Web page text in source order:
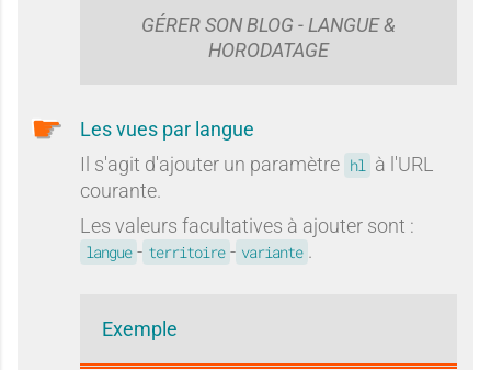
GÉRER SON BLOG - LANGUE &
HORODATAGE
Les vues par langue
Il s'agit d'ajouter un paramètre hl
à l'URL
courante.
Les valeurs facultatives à ajouter sont :
langue - territoire - variante .
Exemple